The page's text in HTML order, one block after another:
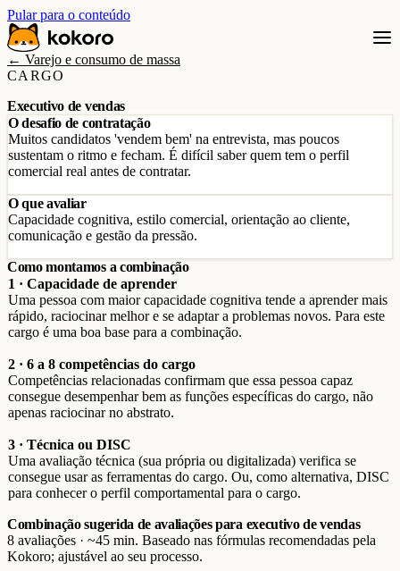
Pular para o conteúdo
← Varejo e consumo de massa
CARGO
Executivo de vendas
O desafio de contratação
Muitos candidatos 'vendem bem' na entrevista, mas poucos
sustentam o ritmo e fecham. É difícil saber quem tem o perfil
comercial real antes de contratar.
O que avaliar
Capacidade cognitiva, estilo comercial, orientação ao cliente,
comunicação e gestão da pressão.
Como montamos a combinação
1 · Capacidade de aprender
Uma pessoa com maior capacidade cognitiva tende a aprender mais
rápido, raciocinar melhor e se adaptar a problemas novos. Para este
cargo é uma boa base para a combinação.
2 · 6 a 8 competências do cargo
Competências relacionadas confirmam que essa pessoa capaz
consegue desempenhar bem as funções específicas do cargo, não
apenas raciocinar no abstrato.
3 · Técnica ou DISC
Uma avaliação técnica (sua própria ou digitalizada) verifica se
consegue usar as ferramentas do cargo. Ou, como alternativa, DISC
para conhecer o perfil comportamental para o cargo.
Combinação sugerida de avaliações para executivo de vendas
8 avaliações · ~45 min. Baseado nas fórmulas recomendadas pela
Kokoro; ajustável ao seu processo.